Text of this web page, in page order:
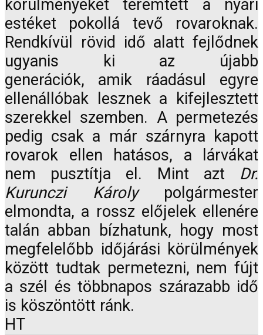
körülményeket teremtett a nyári
estéket pokollá tevő rovaroknak.
Rendkívül rövid idő alatt fejlődnek
ugyanis ki az újabb
generációk, amik ráadásul egyre
ellenállóbak lesznek a kifejlesztett
szerekkel szemben. A permetezés
pedig csak a már szárnyra kapott
rovarok ellen hatásos, a lárvákat
nem pusztítja el. Mint azt Dr.
Kurunczi Károlypolgármester
elmondta, a rossz előjelek ellenére
talán abban bízhatunk, hogy most
megfelelőbb időjárási körülmények
között tudtak permetezni, nem fújt
a szél és többnapos szárazabb idő
is köszöntött ránk.
HT